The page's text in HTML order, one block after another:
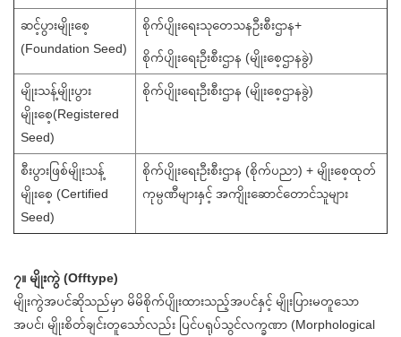
ဆင့်ပွားမျိုးစေ့
(Foundation Seed)
စိုက်ပျိုးရေးသုတေသနဦးစီးဌာန+
စိုက်ပျိုးရေးဦးစီးဌာန (မျိုးစေ့ဌာနခွဲ)
မျိုးသန့်မျိုးပွား
မျိုးစေ့(Registered
Seed)
စိုက်ပျိုးရေးဦးစီးဌာန (မျိုးစေ့ဌာနခွဲ)
စီးပွားဖြစ်မျိုးသန့်
မျိုးစေ့ (Certified
Seed)
စိုက်ပျိုးရေးဦးစီးဌာန (စိုက်ပညာ) + မျိုးစေ့ထုတ်
ကုမ္ပဏီများနှင့် အကျိုးဆောင်တောင်သူများ
၇။ မျိုးကွဲ (Offtype)
မျိုးကွဲအပင်ဆိုသည်မှာ မိမိစိုက်ပျိုးထားသည့်အပင်နှင့် မျိုးပြားမတူသော
အပင်၊ မျိုးစိတ်ချင်းတူသော်လည်း ပြင်ပရုပ်သွင်လက္ခဏာ (Morphological